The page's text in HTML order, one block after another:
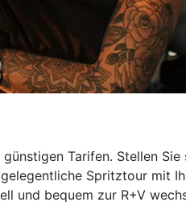
Tarifen. Stellen
Spritztour mit
und bequem zur R+V